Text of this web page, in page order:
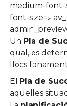
medium-font-
font-size=»
Un Pla de
qual, es
llocs
El Pla de
aquelles